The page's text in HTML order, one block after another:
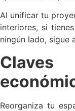
Al unificar tu
interiores, si
ningún lado, sigue
Reorganiza tu